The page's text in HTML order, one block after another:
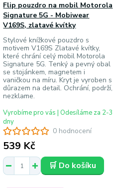
0 hodnocení
Flip pouzdro na mobil Motorola
Signature 5G - Mobiwear
V169S, zlatavé kvítky
Stylové knížkové pouzdro s
motivem V169S Zlatavé kvítky,
které chrání celý mobil Motorola
Signature 5G. Tenký a pevný obal
se stojánkem, magnetem i
vaničkou na míru. Kryt je vyroben s
důrazem na detail. Ochrání, podrží,
nezklame.
539 Kč
Vyrobíme pro vás | Odesíláme za 2-3
dny
🛒 Do košíku